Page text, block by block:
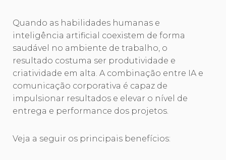
Quando as habilidades humanas e
inteligência artificial coexistem de forma
saudável no ambiente de trabalho, o
resultado costuma ser produtividade e
criatividade em alta. A combinação entre IA e
comunicação corporativa é capaz de
impulsionar resultados e elevar o nível de
entrega e performance dos projetos.
Veja a seguir os principais benefícios: